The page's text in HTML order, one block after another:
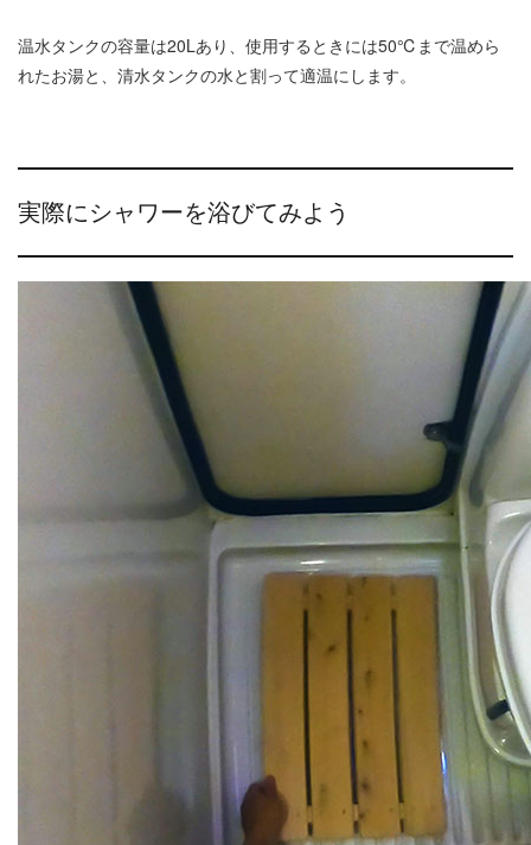
温水タンクの容量は20Lあり、使用するときには50℃まで温めら
れたお湯と、清水タンクの水と割って適温にします。
実際にシャワーを浴びてみよう